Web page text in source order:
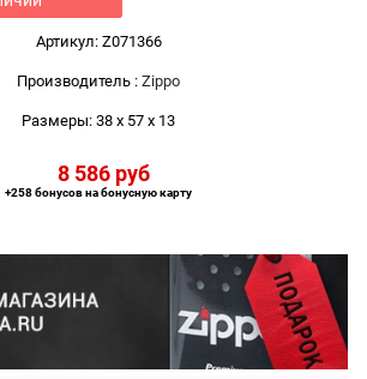
Артикул: Z071366
Производитель : Zippo
Размеры: 38 x 57 x 13
8 586 руб
+258 бонусов на бонусную карту